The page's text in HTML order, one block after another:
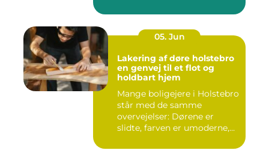
05. Jun
Lakering af døre holstebro
en genvej til et flot og
holdbart hjem
Mange boligejere i Holstebro
står med de samme
overvejelser: Dørene er
slidte, farven er umoderne,